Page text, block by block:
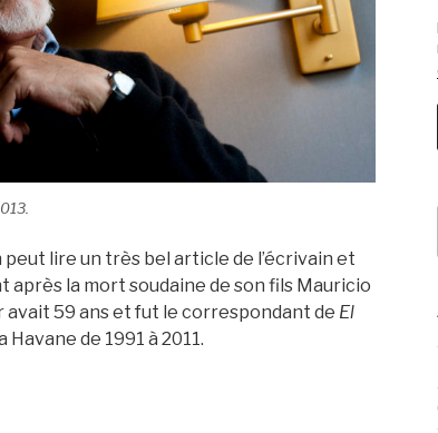
peut lire un très bel article de l’écrivain et
après la mort soudaine de son fils Mauricio
avait 59 ans et fut le correspondant de El
Havane de 1991 à 2011.